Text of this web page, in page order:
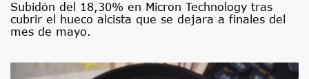
Subidón del 18,30% en Micron Technology tras
cubrir el hueco alcista que se dejara a finales del
mes de mayo.